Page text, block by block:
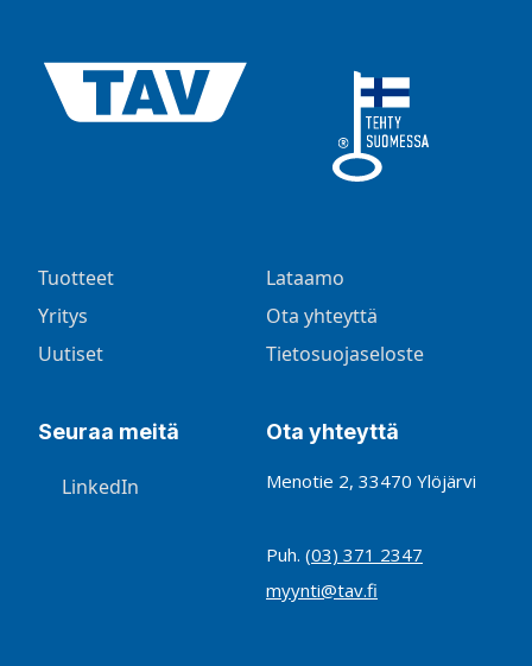
Tuotteet
Yritys
Uutiset
Lataamo
Ota yhteyttä
Tietosuojaseloste
Seuraa meitä
LinkedIn
Ota yhteyttä
Menotie 2, 33470 Ylöjärvi
Puh. (03) 371 2347
myynti@tav.fi